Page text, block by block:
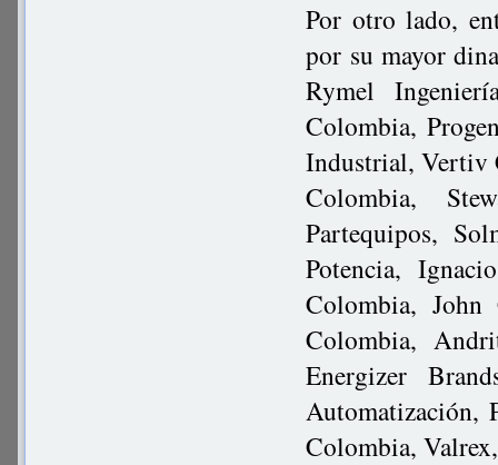
Por otro lado,
por su mayor
Rymel
Colombia,
Industrial, Vertiv
Colombia,
Partequipos,
Potencia,
Colombia, John
Colombia,
Energizer
Automatización,
Colombia,